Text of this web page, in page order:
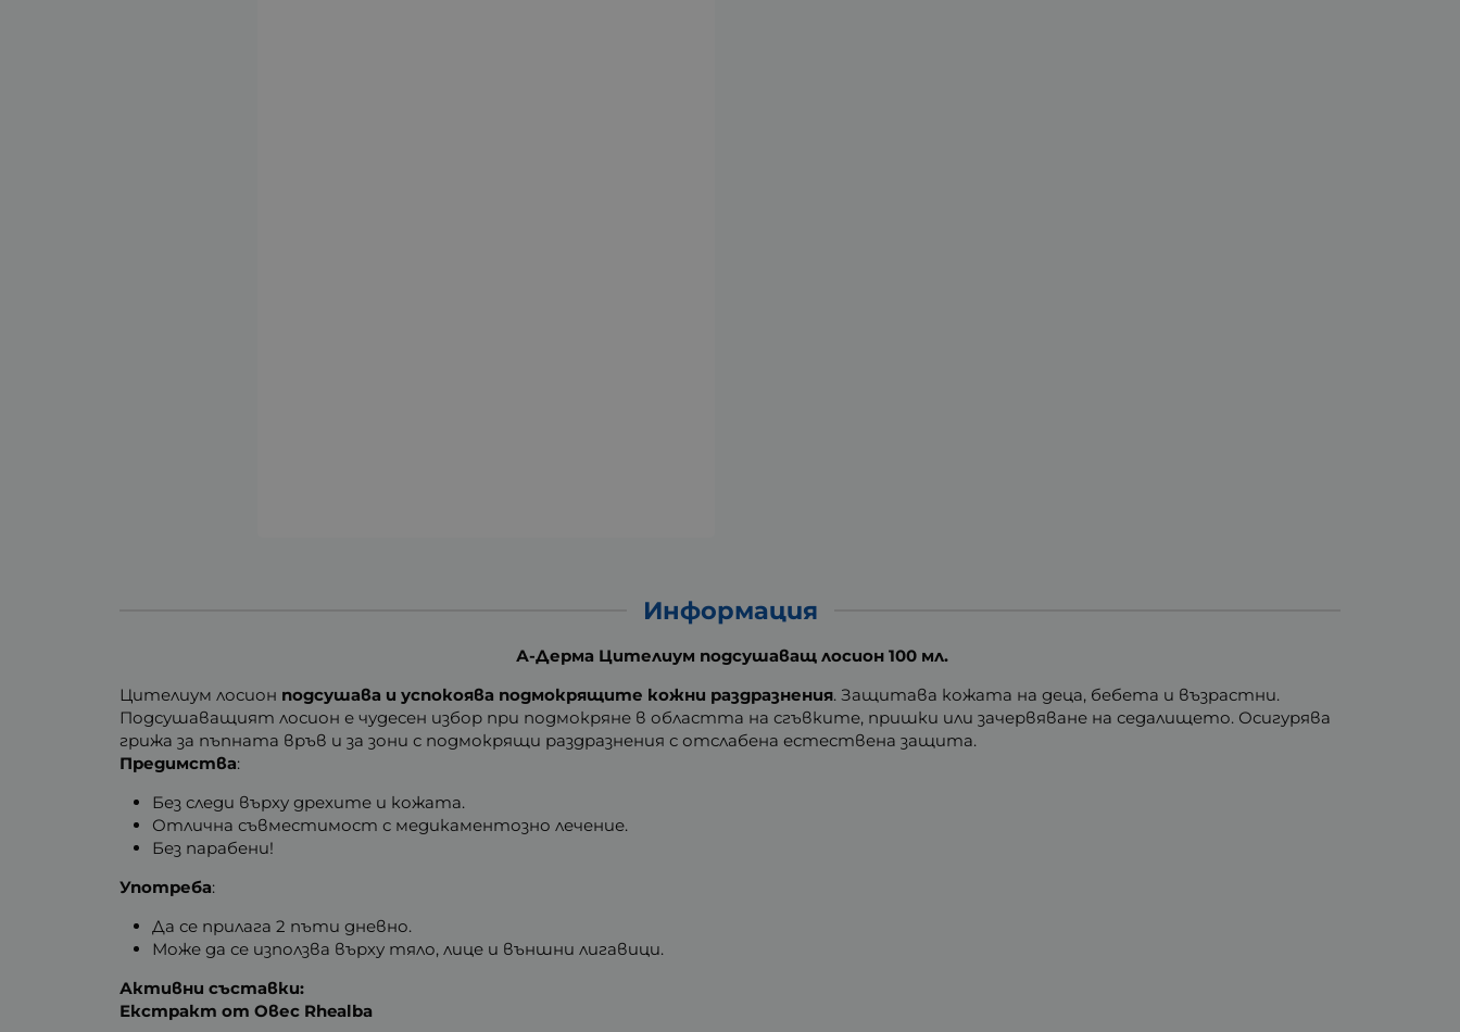
Информация
А-Дерма Цителиум подсушаващ лосион 100 мл.
Цителиум лосион подсушава и успокоява подмокрящите кожни раздразнения. Защитава кожата на деца, бебета и възрастни.
Подсушаващият лосион е чудесен избор при подмокряне в областта на сгъвките, пришки или зачервяване на седалището. Осигурява
грижа за пъпната връв и за зони с подмокрящи раздразнения с отслабена естествена защита.
Предимства:
Без следи върху дрехите и кожата.
Отлична съвместимост с медикаментозно лечение.
Без парабени!
Употреба:
Да се прилага 2 пъти дневно.
Може да се използва върху тяло, лице и външни лигавици.
Активни съставки:
Екстракт от Овес Rhealba